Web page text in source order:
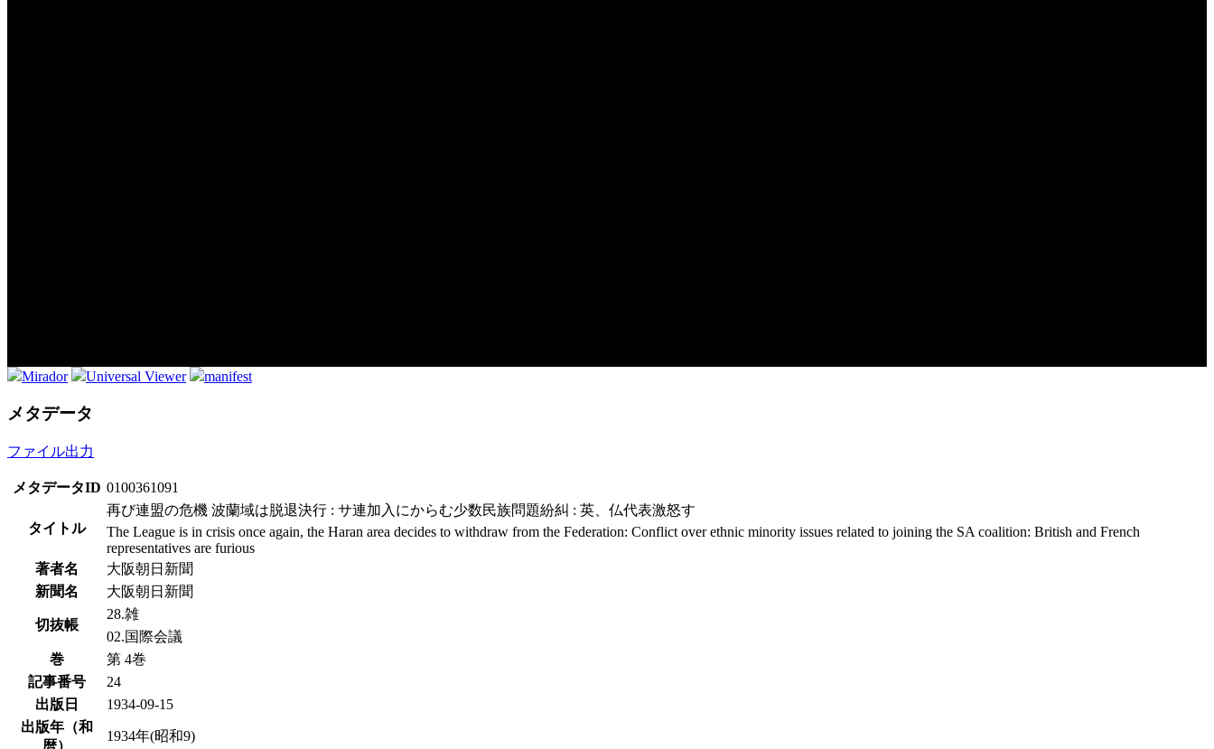
Mirador Universal Viewer manifest
メタデータ
ファイル出力
メタデータID 0100361091
タイトル
再び連盟の危機 波蘭域は脱退決行 : サ連加入にからむ少数民族問題紛糾 : 英、仏代表激怒す
The League is in crisis once again, the Haran area decides to withdraw from the Federation: Conflict over ethnic minority issues related to joining the SA coalition: British and French
representatives are furious
著者名
大阪朝日新聞
新聞名
大阪朝日新聞
切抜帳
28.雑
02.国際会議
巻
第 4巻
記事番号
24
出版日
1934-09-15
出版年（和
暦）
1934年(昭和9)